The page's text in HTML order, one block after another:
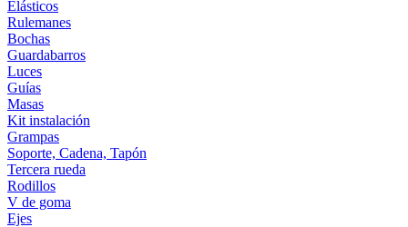
Elásticos
Rulemanes
Bochas
Guardabarros
Luces
Guías
Masas
Kit instalación
Grampas
Soporte, Cadena, Tapón
Tercera rueda
Rodillos
V de goma
Ejes